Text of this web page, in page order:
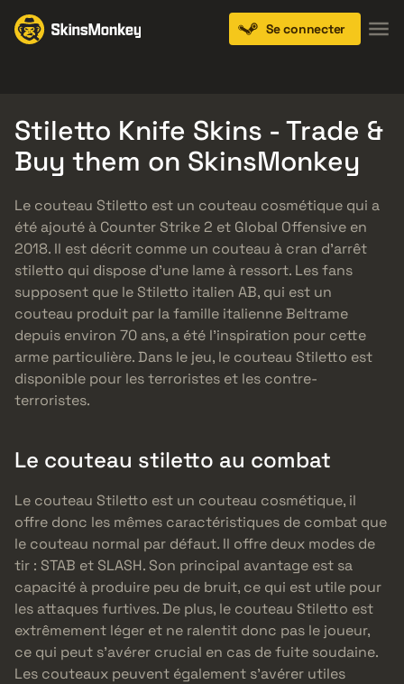
Se connecter
Stiletto Knife Skins - Trade &
Buy them on SkinsMonkey
Le couteau Stiletto est un couteau cosmétique qui a
été ajouté à Counter Strike 2 et Global Offensive en
2018. Il est décrit comme un couteau à cran d’arrêt
stiletto qui dispose d’une lame à ressort. Les fans
supposent que le Stiletto italien AB, qui est un
couteau produit par la famille italienne Beltrame
depuis environ 70 ans, a été l’inspiration pour cette
arme particulière. Dans le jeu, le couteau Stiletto est
disponible pour les terroristes et les contre-
terroristes.
Le couteau stiletto au combat
Le couteau Stiletto est un couteau cosmétique, il
offre donc les mêmes caractéristiques de combat que
le couteau normal par défaut. Il offre deux modes de
tir : STAB et SLASH. Son principal avantage est sa
capacité à produire peu de bruit, ce qui est utile pour
les attaques furtives. De plus, le couteau Stiletto est
extrêmement léger et ne ralentit donc pas le joueur,
ce qui peut s’avérer crucial en cas de fuite soudaine.
Les couteaux peuvent également s’avérer utiles